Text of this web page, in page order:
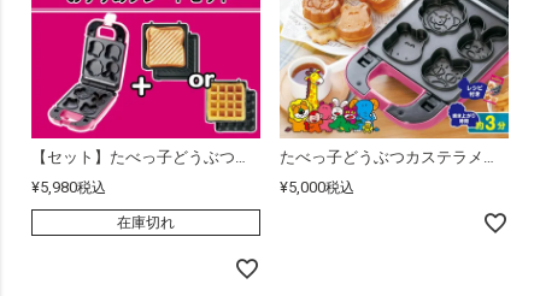
【セット】たべっ子どうぶつカステラメーカー・プレートセット
¥5,980税込
在庫切れ
たべっ子どうぶつカステラメーカー
¥5,000税込